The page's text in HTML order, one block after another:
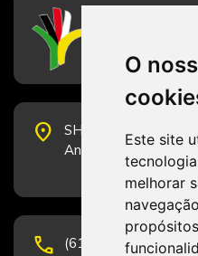
O
Este site
melhorar
place
SHS Quadra 6, Bloco
Andar, Sala 2001 -
phone
(61) 3223-1652 e